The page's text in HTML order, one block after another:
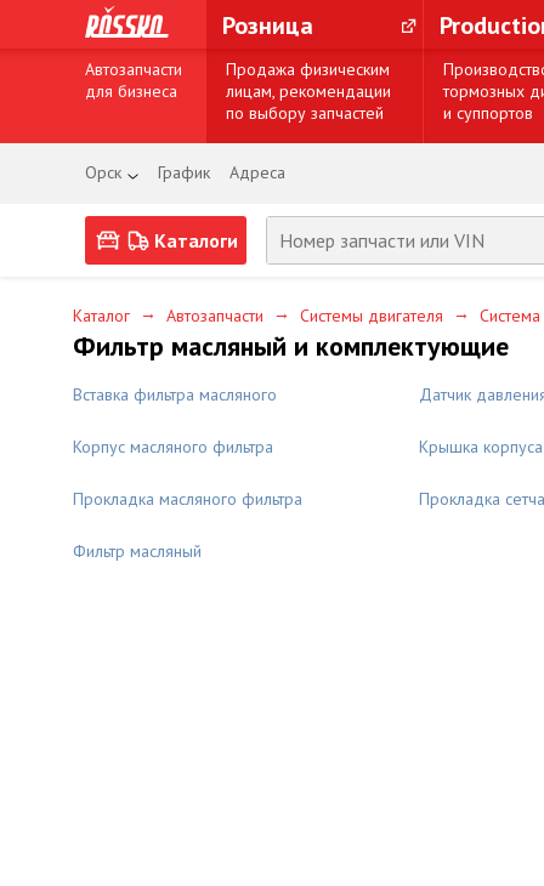
Розница
Автозапчасти
для бизнеса
Продажа физическим
лицам, рекомендации
по выбору запчастей
тормозных
и суппортов
Орск График Адреса
Каталоги
Каталог → Автозапчасти → Системы двигателя →
Фильтр масляный и комплектующие
Вставка фильтра масляного Датчик
Корпус масляного фильтра Крышка
Прокладка масляного фильтра Прокладка
Фильтр масляный